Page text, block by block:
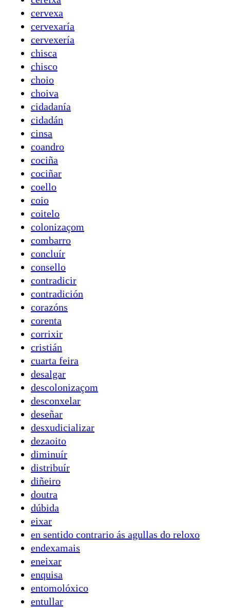
cervexa
cervexaría
cervexería
chisca
chisco
choio
choiva
cidadanía
cidadán
cinsa
coandro
cociña
cociñar
coello
coio
coitelo
colonizaçom
combarro
concluír
consello
contradicir
contradición
corazóns
corenta
corrixir
cristián
cuarta feira
desalgar
descolonizaçom
desconxelar
deseñar
desxudicializar
dezaoito
diminuír
distribuír
diñeiro
doutra
dúbida
eixar
en sentido contrario ás agullas do reloxo
endexamais
eneixar
enquisa
entomolóxico
entullar